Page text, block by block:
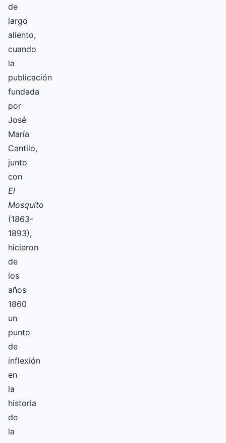
de
largo
aliento,
cuando
la
publicación
fundada
por
José
María
Cantilo,
junto
con
El
Mosquito
(1863-
1893),
hicieron
de
los
años
1860
un
punto
de
inflexión
en
la
historia
de
la